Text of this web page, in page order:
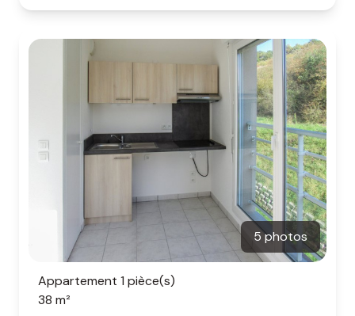
5 photos
Appartement 1 pièce(s)
38 m²